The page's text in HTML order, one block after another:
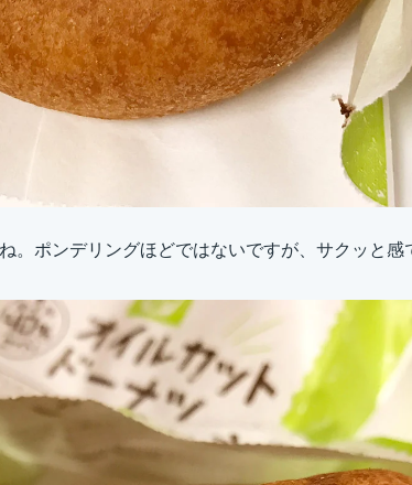
。ポンデリングほどではないですが、サクッと感